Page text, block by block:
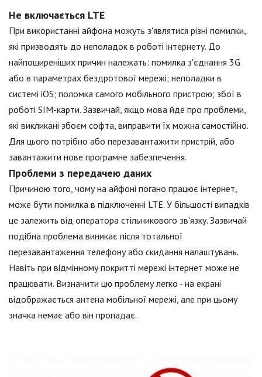
Не включається LTE
При використанні айфона можуть з'являтися різні помилки,
які призводять до неполадок в роботі інтернету. До
найпоширеніших причин належать: помилка з'єднання 3G
або в параметрах бездротової мережі; неполадки в
системі iOS; поломка самого мобільного пристрою; збої в
роботі SIM-карти. Зазвичай, якщо мова йде про проблеми,
які викликані збоєм софта, виправити їх можна самостійно.
Для цього потрібно або перезавантажити пристрій, або
завантажити нове програмне забезпечення.
Проблеми з передачею даних
Причиною того, чому на айфоні погано працює інтернет,
може бути помилка в підключенні LTE. У більшості випадків
це залежить від оператора стільникового зв'язку. Зазвичай
подібна проблема виникає після тотальної
перезавантаження телефону або скидання налаштувань.
Навіть при відмінному покритті мережі інтернет може не
працювати. Визначити цю проблему легко - на екрані
відображається антена мобільної мережі, але при цьому
значка немає або він пропадає.